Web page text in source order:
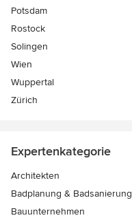
Potsdam
Rostock
Solingen
Wien
Wuppertal
Zürich
Expertenkategorie
Architekten
Badplanung & Badsanierung
Bauunternehmen